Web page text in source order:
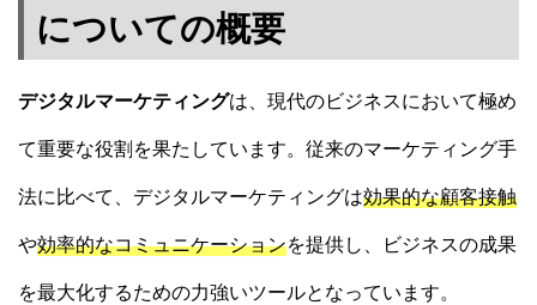
についての概要
デジタルマーケティングは、現代のビジネスにおいて極め
て重要な役割を果たしています。従来のマーケティング手
法に比べて、デジタルマーケティングは効果的な顧客接触
や効率的なコミュニケーションを提供し、ビジネスの成果
を最大化するための力強いツールとなっています。